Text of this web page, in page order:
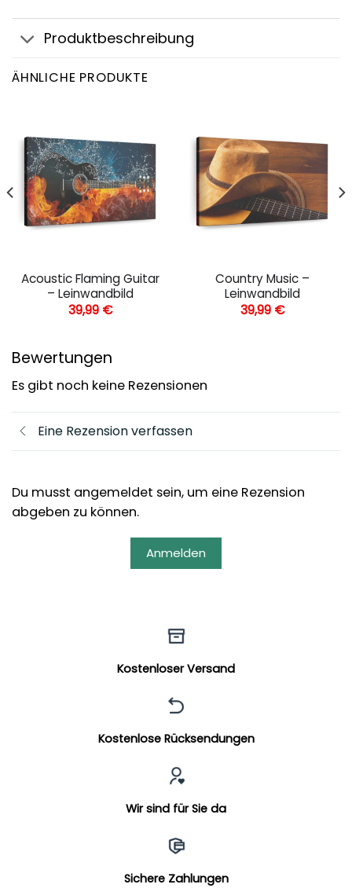
Produktbeschreibung
ÄHNLICHE PRODUKTE
Acoustic Flaming Guitar
– Leinwandbild
39,99 €
Country Music –
Leinwandbild
39,99 €
Bewertungen
Es gibt noch keine Rezensionen
Eine Rezension verfassen
Du musst angemeldet sein, um eine Rezension
abgeben zu können.
Anmelden
Kostenloser Versand
Kostenlose Rücksendungen
Wir sind für Sie da
Sichere Zahlungen